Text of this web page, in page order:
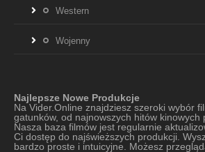
Western
Wojenny
Najlepsze Nowe Produkcje
Na Vider.Online znajdziesz szeroki wybór
gatunków, od najnowszych hitów kinowych
Nasza baza filmów jest regularnie
Ci dostęp do najświeższych produkcji.
bardzo proste i intuicyjne. Możesz